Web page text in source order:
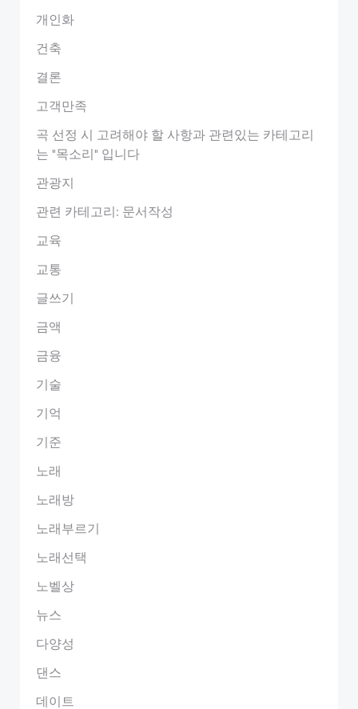
개인화
건축
결론
고객만족
곡 선정 시 고려해야 할 사항과 관련있는 카테고리
는 "목소리" 입니다
관광지
관련 카테고리: 문서작성
교육
교통
글쓰기
금액
금융
기술
기억
기준
노래
노래방
노래부르기
노래선택
노벨상
뉴스
다양성
댄스
데이트